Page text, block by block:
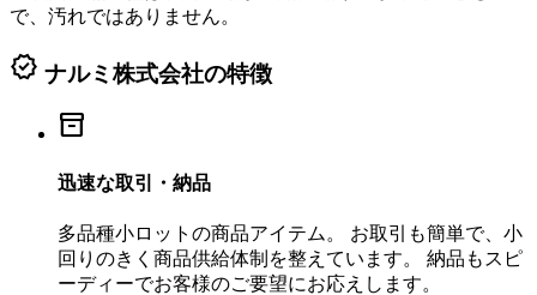
で、汚れではありません。
verified ナルミ株式会社の特徴
inventory_2
迅速な取引・納品
多品種小ロットの商品アイテム。 お取引も簡単で、小
回りのきく商品供給体制を整えています。 納品もスピ
ーディーでお客様のご要望にお応えします。